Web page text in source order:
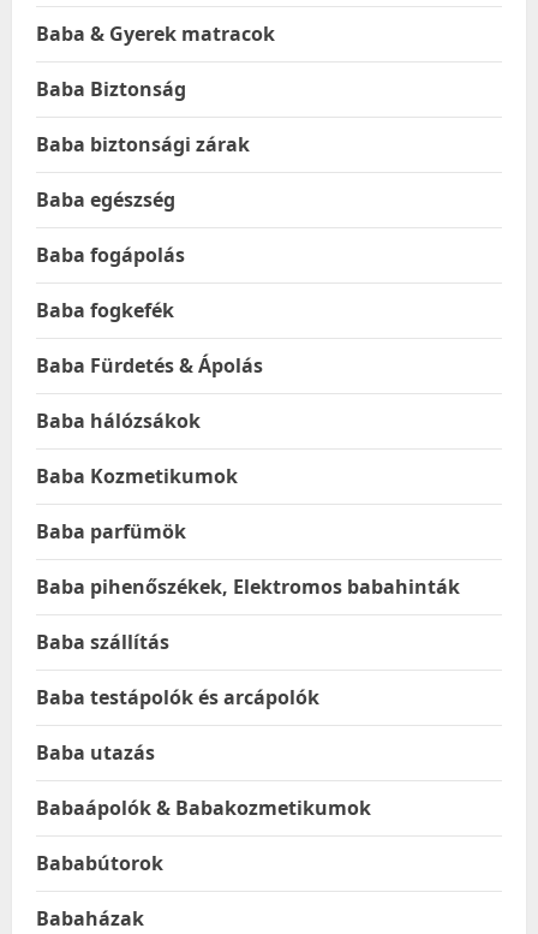
Baba & Gyerek matracok
Baba Biztonság
Baba biztonsági zárak
Baba egészség
Baba fogápolás
Baba fogkefék
Baba Fürdetés & Ápolás
Baba hálózsákok
Baba Kozmetikumok
Baba parfümök
Baba pihenőszékek, Elektromos babahinták
Baba szállítás
Baba testápolók és arcápolók
Baba utazás
Babaápolók & Babakozmetikumok
Bababútorok
Babaházak